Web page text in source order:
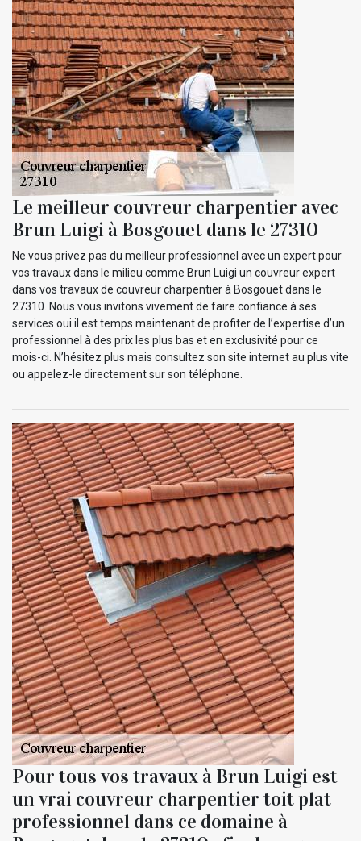
Le meilleur couvreur charpentier avec
Brun Luigi à Bosgouet dans le 27310
Ne vous privez pas du meilleur professionnel avec un expert pour
vos travaux dans le milieu comme Brun Luigi un couvreur expert
dans vos travaux de couvreur charpentier à Bosgouet dans le
27310. Nous vous invitons vivement de faire confiance à ses
services oui il est temps maintenant de profiter de l’expertise d’un
professionnel à des prix les plus bas et en exclusivité pour ce
mois-ci. N’hésitez plus mais consultez son site internet au plus vite
ou appelez-le directement sur son téléphone.
Pour tous vos travaux à Brun Luigi est
un vrai couvreur charpentier toit plat
professionnel dans ce domaine à